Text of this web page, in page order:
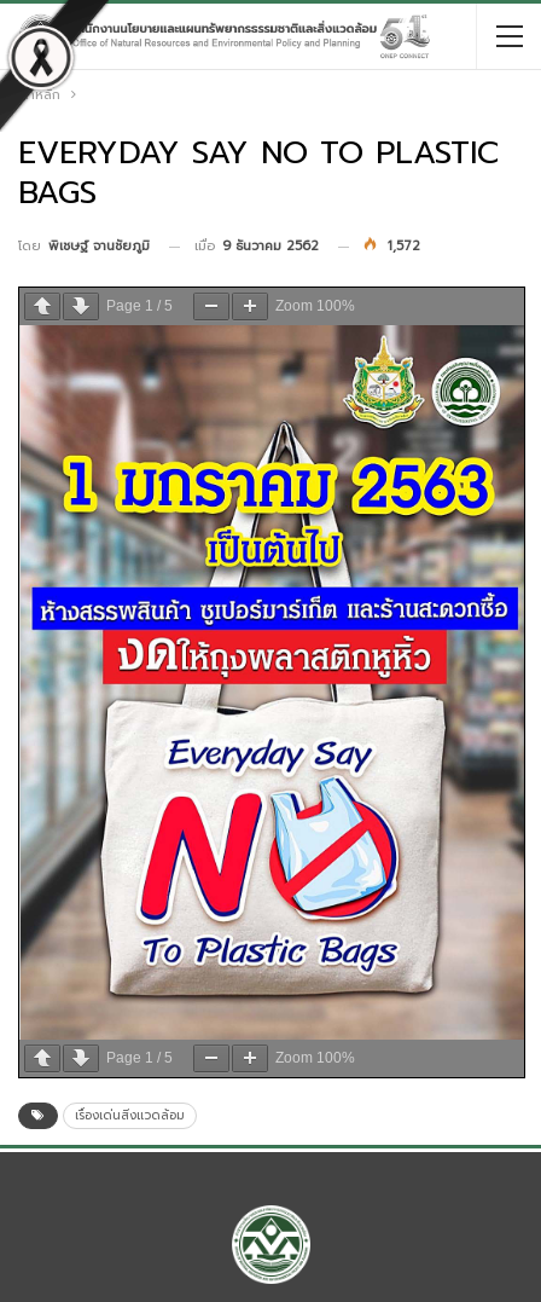
หน้าหลัก
EVERYDAY SAY NO TO PLASTIC
BAGS
โดย พิเชษฐ์ จานชัยภูมิ เมื่อ 9 ธันวาคม 2562 1,572
Page 1 / 5 Zoom 100%
Page 1 / 5 Zoom 100%
เรื่องเด่นสิ่งแวดล้อม